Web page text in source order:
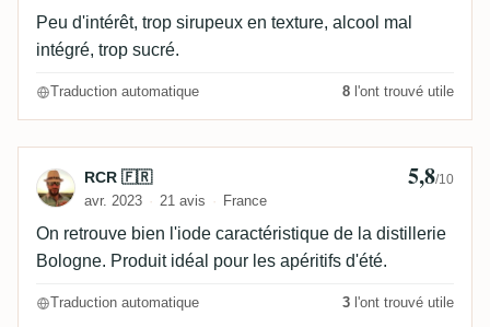
Peu d'intérêt, trop sirupeux en texture, alcool mal
intégré, trop sucré.
Traduction automatique 8 l'ont trouvé utile
Avis de RCR 🇫🇷
RCR 🇫🇷
avr. 2023 21 avis France
5,8/10
On retrouve bien l'iode caractéristique de la distillerie
Bologne. Produit idéal pour les apéritifs d'été.
Traduction automatique 3 l'ont trouvé utile